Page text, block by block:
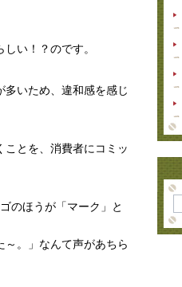
い！？のです。
いため、違和感を感じ
ことを、消費者にコミッ
のほうが「マーク」と
。」なんて声があちら